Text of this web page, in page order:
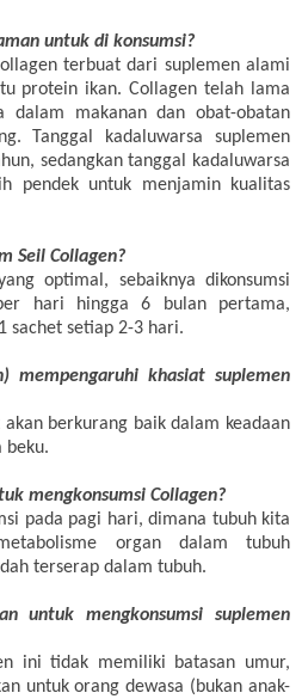
untuk di konsumsi?
terbuat dari suplemen alami
protein ikan. Collagen telah lama
dalam makanan dan obat-obatan
Tanggal kadaluwarsa suplemen
sedangkan tanggal kadaluwarsa
pendek untuk menjamin kualitas
Seil Collagen?
optimal, sebaiknya dikonsumsi
hari hingga 6 bulan pertama,
sachet setiap 2-3 hari.
mempengaruhi khasiat suplemen
akan berkurang baik dalam keadaan
beku.
mengkonsumsi Collagen?
pada pagi hari, dimana tubuh kita
organ dalam tubuh
terserap dalam tubuh.
untuk mengkonsumsi suplemen
ini tidak memiliki batasan umur,
untuk orang dewasa (bukan anak-